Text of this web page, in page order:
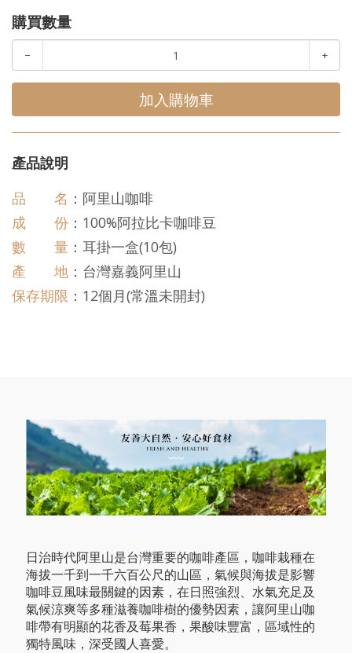
購買數量
− +
加入購物車
產品說明
品 名 ：阿里山咖啡
成 份 ：100%阿拉比卡咖啡豆
數 量 ：耳掛一盒(10包)
產 地 ：台灣嘉義阿里山
保存期限 ：12個月(常溫未開封)
日治時代阿里山是台灣重要的咖啡產區，咖啡栽種在
海拔一千到一千六百公尺的山區，氣候與海拔是影響
咖啡豆風味最關鍵的因素，在日照強烈、水氣充足及
氣候涼爽等多種滋養咖啡樹的優勢因素，讓阿里山咖
啡帶有明顯的花香及莓果香，果酸味豐富，區域性的
獨特風味，深受國人喜愛。